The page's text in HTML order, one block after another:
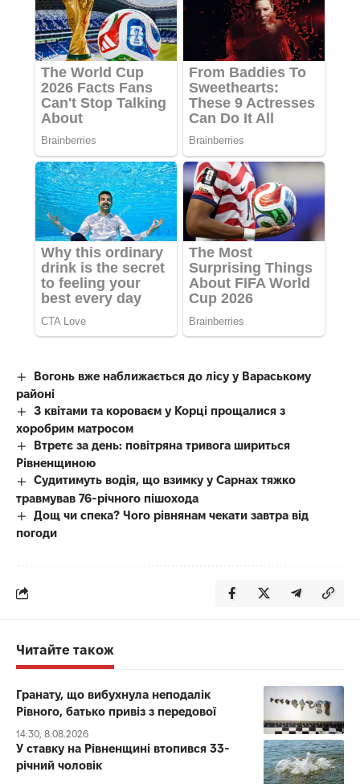
Вогонь вже наближається до лісу у Вараському
районі
З квітами та короваєм у Корці прощалися з
хоробрим матросом
Втретє за день: повітряна тривога шириться
Рівненщиною
Судитимуть водія, що взимку у Сарнах тяжко
травмував 76-річного пішохода
Дощ чи спека? Чого рівнянам чекати завтра від
погоди
Читайте також
Гранату, що вибухнула неподалік
Рівного, батько привіз з передової
14:30, 8.08.2026
У ставку на Рівненщині втопився 33-
річний чоловік